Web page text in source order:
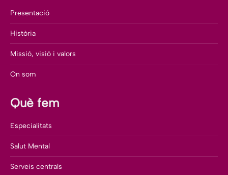
Presentació
Història
Missió, visió i valors
On som
Què fem
Especialitats
Salut Mental
Serveis centrals